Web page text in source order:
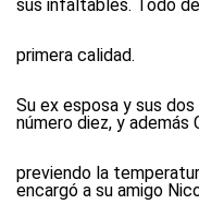
sus infaltables. Todo
primera calidad.
Su ex esposa y sus
número diez, y además
previendo la
encargó a su amigo